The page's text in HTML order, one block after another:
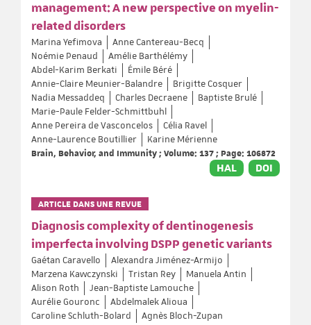
management: A new perspective on myelin-
related disorders
Marina Yefimova
Anne Cantereau-Becq
Noémie Penaud
Amélie Barthélémy
Abdel-Karim Berkati
Émile Béré
Annie-Claire Meunier-Balandre
Brigitte Cosquer
Nadia Messaddeq
Charles Decraene
Baptiste Brulé
Marie-Paule Felder-Schmittbuhl
Anne Pereira de Vasconcelos
Célia Ravel
Anne-Laurence Boutillier
Karine Mérienne
Brain, Behavior, and Immunity ; Volume: 137 ; Page: 106872
HAL DOI
ARTICLE DANS UNE REVUE
Diagnosis complexity of dentinogenesis
imperfecta involving DSPP genetic variants
Gaétan Caravello
Alexandra Jiménez-Armijo
Marzena Kawczynski
Tristan Rey
Manuela Antin
Alison Roth
Jean-Baptiste Lamouche
Aurélie Gouronc
Abdelmalek Alioua
Caroline Schluth-Bolard
Agnès Bloch-Zupan